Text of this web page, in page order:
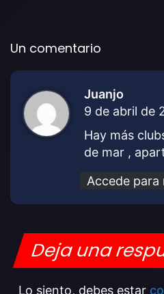
Un comentario
Juanjo
i
c
9 de abril de
Hay más
de mar ,
Accede para
Deja una
Lo siento, debes estar